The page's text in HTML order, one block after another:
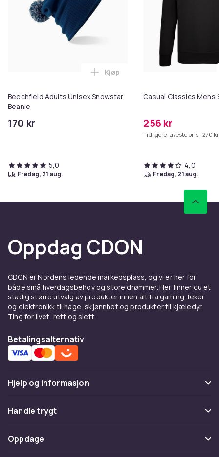
Beechfield Adults Unisex Snowstar
Beanie
170 kr
Legg Beechfield Adults Unisex
Kjøp
5,0
fredag, 21 aug.
Casual Classics Mens
256 kr
Tidligere laveste pris: 270 kr
4,0
fredag, 21 aug.
Oppdag CDON
CDON er Nordens ledende markedsplass, og vi er her for
både små hverdagsbehov og store drømmer. Her finner du et
stadig større utvalg av produkter innen alt fra gaming, leker
og elektronikk til hage, skjønnhet og produkter til kjæledyr.
Ting for livet, rett og slett.
Betalingsalternativ
Hjelp og informasjon
Vanlige spørsmål
Spor pakke
Angre & returner her
Handle trygt
Betaling
Levering
Oppdage